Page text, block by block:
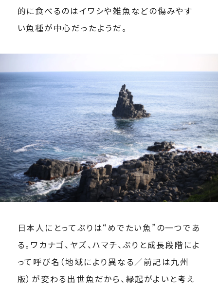
的に食べるのはイワシや雑魚などの傷みやす
い魚種が中心だったようだ。
日本人にとってぶりは“めでたい魚”の一つであ
る。ワカナゴ、ヤズ、ハマチ、ぶりと成長段階によ
って呼び名（地域により異なる／前記は九州
版）が変わる出世魚だから、縁起がよいと考え